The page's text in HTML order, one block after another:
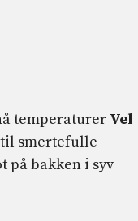
temperaturer Vel
til smertefulle
på bakken i syv